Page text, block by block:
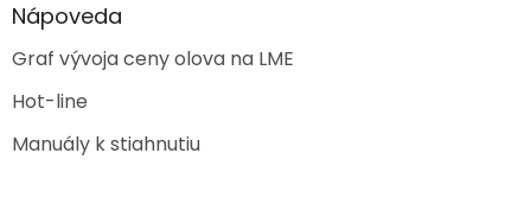
Nápoveda
Graf vývoja ceny olova na LME
Hot-line
Manuály k stiahnutiu